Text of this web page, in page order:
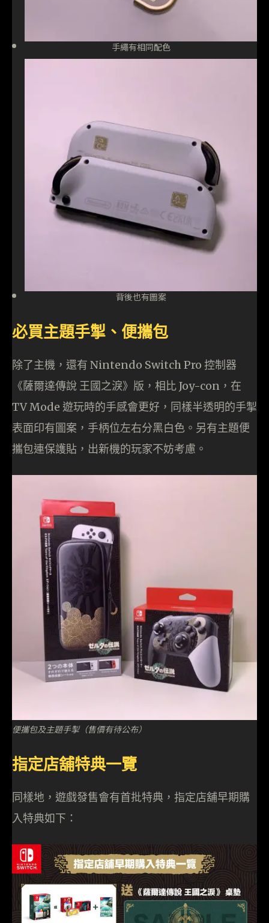
手繩有相同配色
背後也有圖案
必買主題手掣、便攜包
除了主機，還有 Nintendo Switch Pro 控制器
《薩爾達傳說 王國之淚》版，相比 Joy-con，在
TV Mode 遊玩時的手感會更好，同樣半透明的手掣
表面印有圖案，手柄位左右分黑白色。另有主題便
攜包連保護貼，出新機的玩家不妨考慮。
便攜包及主題手掣（售價有待公布）
指定店舖特典一覽
同樣地，遊戲發售會有首批特典，指定店舖早期購
入特典如下：